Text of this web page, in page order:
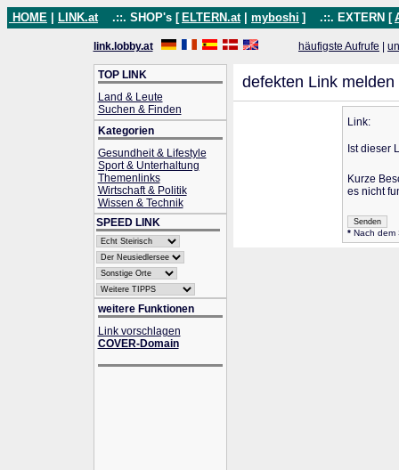
HOME LINK.at .::. SHOP's [ ELTERN.at myboshi ] .::. EXTERN [
link.lobby.at häufigste Aufrufe
TOP LINK
Land & Leute
Suchen & Finden
Kategorien
Gesundheit & Lifestyle
Sport & Unterhaltung
Themenlinks
Wirtschaft & Politik
Wissen & Technik
SPEED LINK
weitere Funktionen
Link vorschlagen
COVER-Domain
defekten Link melden
Link:
Ist dieser
Kurze
es nicht
*Nach dem